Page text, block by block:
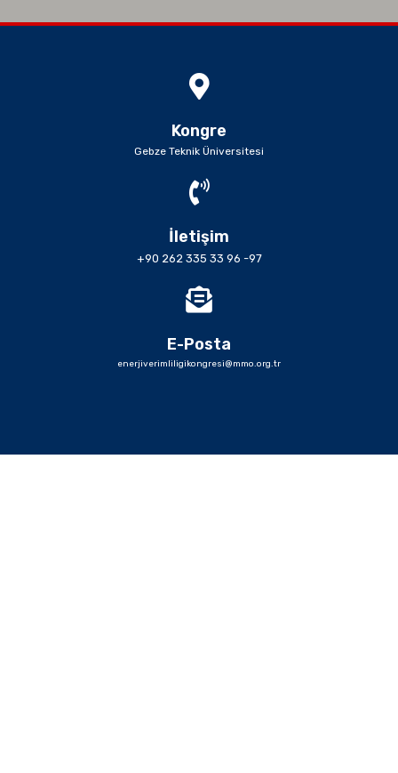
Kongre
Gebze Teknik Üniversitesi
İletişim
+90 262 335 33 96 -97
E-Posta
enerjiverimliligikongresi@mmo.org.tr